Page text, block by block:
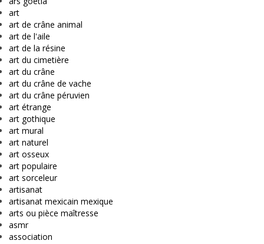
art
art de crâne animal
art de l'aile
art de la résine
art du cimetière
art du crâne
art du crâne de vache
art du crâne péruvien
art étrange
art gothique
art mural
art naturel
art osseux
art populaire
art sorceleur
artisanat
artisanat mexicain mexique
arts ou pièce maîtresse
asmr
association